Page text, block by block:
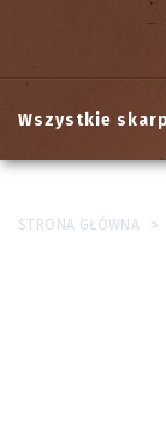
Wszystkie
STRONA GŁÓWNA >